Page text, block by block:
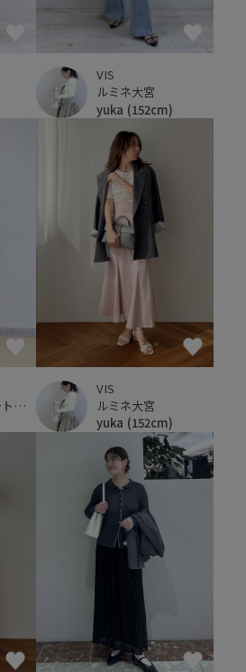
VIS
ルミネ大宮
yuka (152cm)
タカシマヤゲートタワーモール
VIS
ルミネ大宮
yuka (152cm)